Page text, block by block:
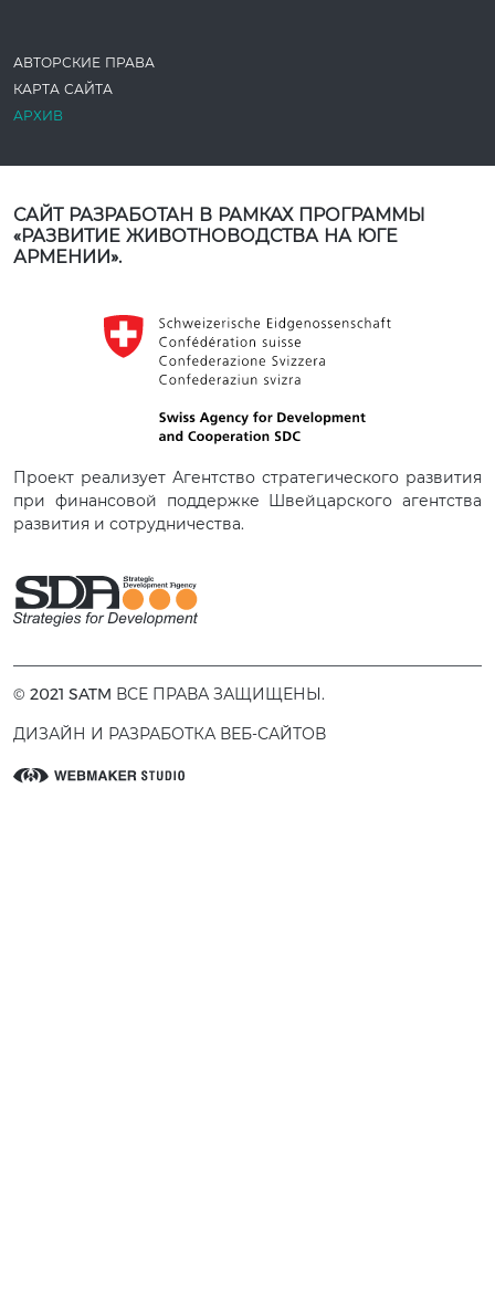
АВТОРСКИЕ ПРАВА
КАРТА САЙТА
АРХИВ
САЙТ РАЗРАБОТАН В РАМКАХ ПРОГРАММЫ
«РАЗВИТИЕ ЖИВОТНОВОДСТВА НА ЮГЕ
АРМЕНИИ».
Проект реализует Агентство стратегического развития
при финансовой поддержке Швейцарского агентства
развития и сотрудничества.
© 2021 SATM ВСЕ ПРАВА ЗАЩИЩЕНЫ.
ДИЗАЙН И РАЗРАБОТКА ВЕБ-САЙТОВ